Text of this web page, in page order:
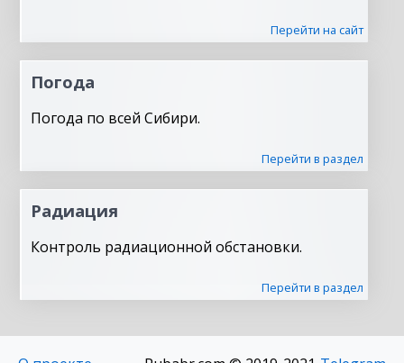
Перейти на сайт
Погода
Погода по всей Сибири.
Перейти в раздел
Радиация
Контроль радиационной обстановки.
Перейти в раздел